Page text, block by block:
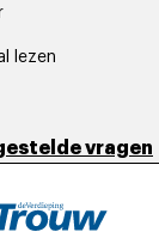
lezen
vragen